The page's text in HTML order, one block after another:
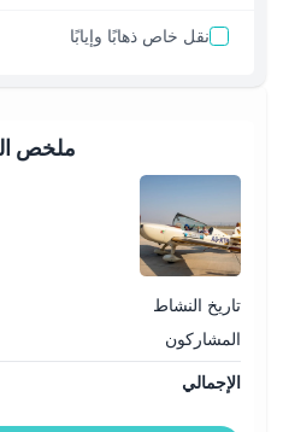
قواعد اللباس
سياسة الإلغاء
نقل خاص ذهابًا وإيابًا
ملخص
تاريخ النشاط
المشاركون
الإجمالي